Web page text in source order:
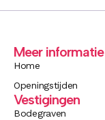
Meer informatie
Home
Openingstijden
Vestigingen
Bodegraven